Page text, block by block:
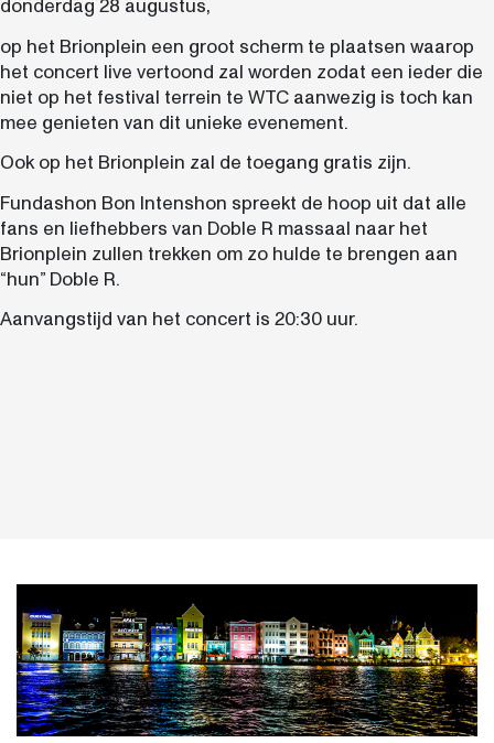
donderdag 28 augustus,
op het Brionplein een groot scherm te plaatsen waarop
het concert live vertoond zal worden zodat een ieder die
niet op het festival terrein te WTC aanwezig is toch kan
mee genieten van dit unieke evenement.
Ook op het Brionplein zal de toegang gratis zijn.
Fundashon Bon Intenshon spreekt de hoop uit dat alle
fans en liefhebbers van Doble R massaal naar het
Brionplein zullen trekken om zo hulde te brengen aan
“hun” Doble R.
Aanvangstijd van het concert is 20:30 uur.